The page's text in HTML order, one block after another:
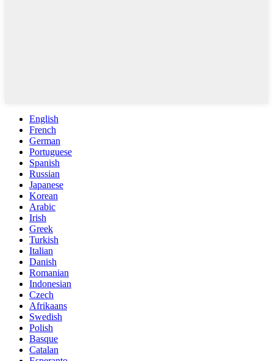
English
French
German
Portuguese
Spanish
Russian
Japanese
Korean
Arabic
Irish
Greek
Turkish
Italian
Danish
Romanian
Indonesian
Czech
Afrikaans
Swedish
Polish
Basque
Catalan